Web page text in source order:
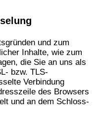
und zum
Inhalte, wie zum
die Sie an uns als
bzw. TLS-
Verbindung
des Browsers
und an dem Schloss-